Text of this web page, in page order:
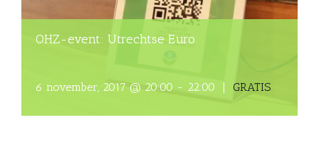
OHZ-event: Utrechtse Euro
6 november, 2017 @ 20:00 - 22:00 | GRATIS